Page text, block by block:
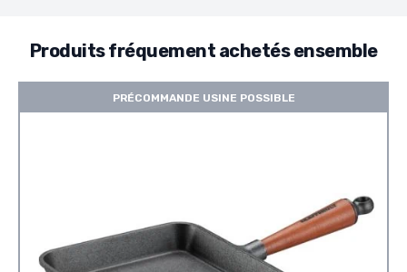
Produits fréquement achetés ensemble
PRÉCOMMANDE USINE POSSIBLE